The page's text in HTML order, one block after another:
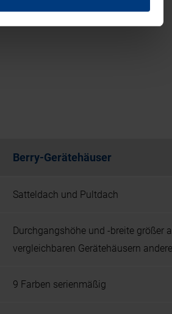
Berry-Gerätehäuser
Satteldach und Pultdach
Durchgangshöhe und -breite größer
vergleichbaren Gerätehäusern
9 Farben serienmäßig